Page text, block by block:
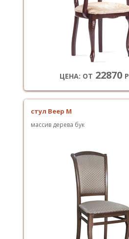
ЦЕНА: ОТ 22870
стул Веер М
массив дерева бук